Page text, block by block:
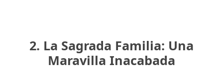
2. La Sagrada Familia: Una
Maravilla Inacabada